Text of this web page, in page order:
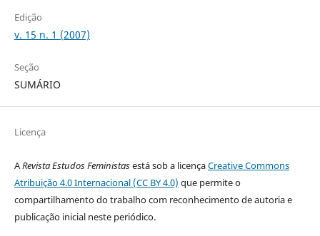
Edição
v. 15 n. 1 (2007)
Seção
SUMÁRIO
Licença
ARevista Estudos Feministasestá sob a licençaCreative Commons
Atribuição 4.0 Internacional (CC BY 4.0) que permite o
compartilhamento do trabalho com reconhecimento de autoria e
publicação inicial neste periódico.